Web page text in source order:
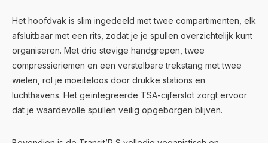
Het hoofdvak is slim ingedeeld met twee compartimenten, elk
afsluitbaar met een rits, zodat je je spullen overzichtelijk kunt
organiseren. Met drie stevige handgrepen, twee
compressieriemen en een verstelbare trekstang met twee
wielen, rol je moeiteloos door drukke stations en
luchthavens. Het geïntegreerde TSA-cijferslot zorgt ervoor
dat je waardevolle spullen veilig opgeborgen blijven.